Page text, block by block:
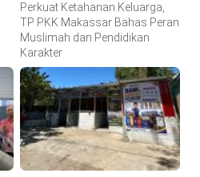
Perkuat Ketahanan Keluarga,
TP PKK Makassar Bahas Peran
Muslimah dan Pendidikan
Karakter